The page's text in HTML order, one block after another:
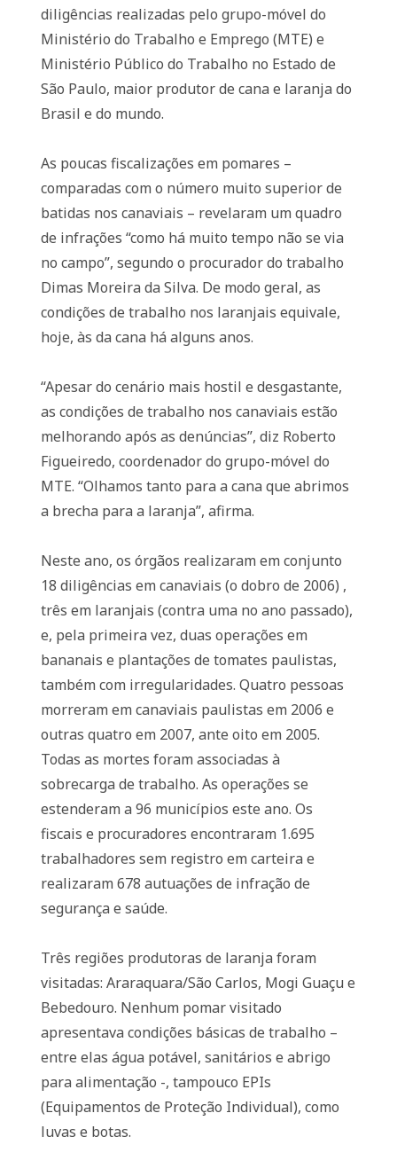
diligências realizadas pelo grupo-móvel do
Ministério do Trabalho e Emprego (MTE) e
Ministério Público do Trabalho no Estado de
São Paulo, maior produtor de cana e laranja do
Brasil e do mundo.
As poucas fiscalizações em pomares –
comparadas com o número muito superior de
batidas nos canaviais – revelaram um quadro
de infrações “como há muito tempo não se via
no campo”, segundo o procurador do trabalho
Dimas Moreira da Silva. De modo geral, as
condições de trabalho nos laranjais equivale,
hoje, às da cana há alguns anos.
“Apesar do cenário mais hostil e desgastante,
as condições de trabalho nos canaviais estão
melhorando após as denúncias”, diz Roberto
Figueiredo, coordenador do grupo-móvel do
MTE. “Olhamos tanto para a cana que abrimos
a brecha para a laranja”, afirma.
Neste ano, os órgãos realizaram em conjunto
18 diligências em canaviais (o dobro de 2006) ,
três em laranjais (contra uma no ano passado),
e, pela primeira vez, duas operações em
bananais e plantações de tomates paulistas,
também com irregularidades. Quatro pessoas
morreram em canaviais paulistas em 2006 e
outras quatro em 2007, ante oito em 2005.
Todas as mortes foram associadas à
sobrecarga de trabalho. As operações se
estenderam a 96 municípios este ano. Os
fiscais e procuradores encontraram 1.695
trabalhadores sem registro em carteira e
realizaram 678 autuações de infração de
segurança e saúde.
Três regiões produtoras de laranja foram
visitadas: Araraquara/São Carlos, Mogi Guaçu e
Bebedouro. Nenhum pomar visitado
apresentava condições básicas de trabalho –
entre elas água potável, sanitários e abrigo
para alimentação -, tampouco EPIs
(Equipamentos de Proteção Individual), como
luvas e botas.